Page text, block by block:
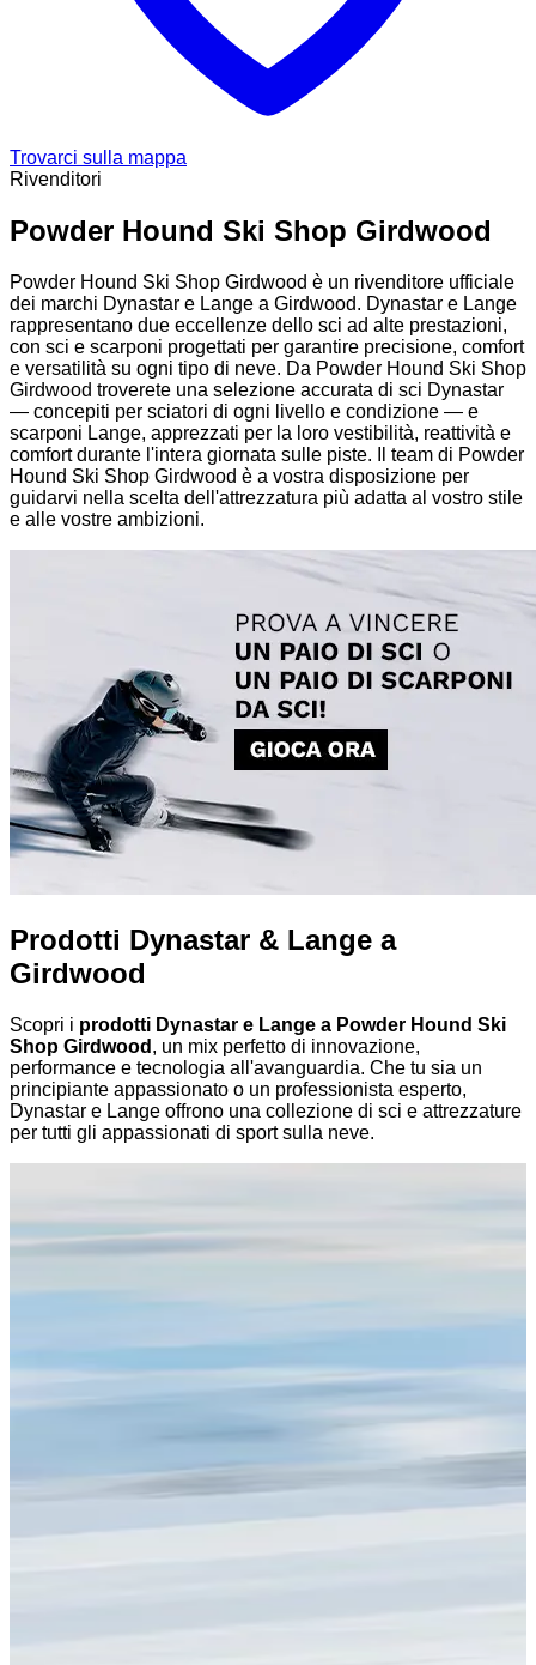
Trovarci sulla mappa
Rivenditori
Powder Hound Ski Shop Girdwood
Powder Hound Ski Shop Girdwood è un rivenditore ufficiale
dei marchi Dynastar e Lange a Girdwood. Dynastar e Lange
rappresentano due eccellenze dello sci ad alte prestazioni,
con sci e scarponi progettati per garantire precisione, comfort
e versatilità su ogni tipo di neve. Da Powder Hound Ski Shop
Girdwood troverete una selezione accurata di sci Dynastar
— concepiti per sciatori di ogni livello e condizione — e
scarponi Lange, apprezzati per la loro vestibilità, reattività e
comfort durante l'intera giornata sulle piste. Il team di Powder
Hound Ski Shop Girdwood è a vostra disposizione per
guidarvi nella scelta dell'attrezzatura più adatta al vostro stile
e alle vostre ambizioni.
Prodotti Dynastar & Lange a
Girdwood
Scopri i prodotti Dynastar e Lange a Powder Hound Ski
Shop Girdwood , un mix perfetto di innovazione,
performance e tecnologia all'avanguardia. Che tu sia un
principiante appassionato o un professionista esperto,
Dynastar e Lange offrono una collezione di sci e attrezzature
per tutti gli appassionati di sport sulla neve.